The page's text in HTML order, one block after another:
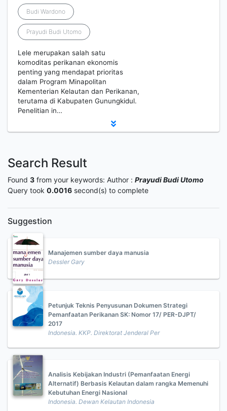
Budi Wardono
Prayudi Budi Utomo
Lele merupakan salah satu
komoditas perikanan ekonomis
penting yang mendapat prioritas
dalam Program Minapolitan
Kementerian Kelautan dan Perikanan,
terutama di Kabupaten Gunungkidul.
Penelitian in…
Search Result
Found 3 from your keywords: Author : Prayudi Budi Utomo
Query took 0.0016 second(s) to complete
Suggestion
Manajemen sumber daya manusia
Dessler Gary
Petunjuk Teknis Penyusunan Dokumen Strategi
Pemanfaatan Perikanan SK: Nomor 17/ PER-DJPT/
2017
Indonesia. KKP. Direktorat Jenderal Per
Analisis Kebijakan Industri (Pemanfaatan Energi
Alternatif) Berbasis Kelautan dalam rangka Memenuhi
Kebutuhan Energi Nasional
Indonesia. Dewan Kelautan Indonesia